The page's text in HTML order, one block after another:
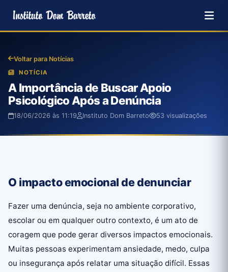
Voltar para Notícias
NOTÍCIA
A Importância de Buscar Apoio
Psicológico Após a Denúncia
18/06/2026 às 11:19 Instituto Dom Barreto 53 visualizações
O impacto emocional de denunciar
Fazer uma denúncia, seja no ambiente corporativo,
escolar ou em qualquer outro contexto, é um ato de
coragem que pode gerar diversos impactos emocionais.
Muitas pessoas experimentam ansiedade, medo, culpa
ou insegurança após relatar uma situação difícil. Essas